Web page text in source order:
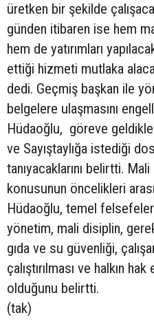
üretken bir şekilde
günden itibaren ise hem
hem de yatırımları
ettiği hizmeti mutlaka
dedi. Geçmiş başkan ile
belgelere ulaşmasını
Hüdaoğlu, göreve
ve Sayıştaylığa istediği
tanıyacaklarını belirtti.
konusunun öncelikleri
Hüdaoğlu, temel
yönetim, mali disiplin,
gıda ve su güvenliği,
çalıştırılması ve halkın
olduğunu belirtti.
(tak)